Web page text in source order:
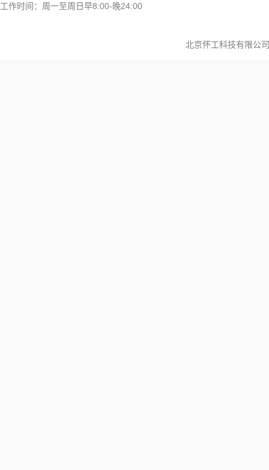
工作时间：周一至周日早8:00-晚24:00
北京怀工科技有限公